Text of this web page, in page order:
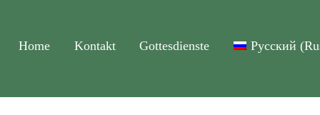
Home Kontakt Gottesdienste Русский (